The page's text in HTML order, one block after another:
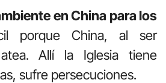
en China para los
porque China, al ser
Allí la Iglesia tiene
sufre persecuciones.